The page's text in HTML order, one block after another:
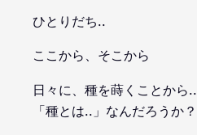
ひとりだち..
ここから、そこから
日々に、種を蒔くことから..
「種とは..」なんだろうか？